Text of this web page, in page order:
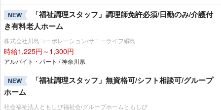
NEW
「福祉調理スタッフ」調理師免許必須/日勤のみ/介護付
き有料老人ホーム
株式会社川島コーポレーション/サニーライフ綱島
時給1,225円～1,300円
アルバイト・パート / 神奈川県
NEW
「福祉調理スタッフ」無資格可/シフト相談可/グループ
ホーム
社会福祉法人ともしび福祉会/グループホームともしび